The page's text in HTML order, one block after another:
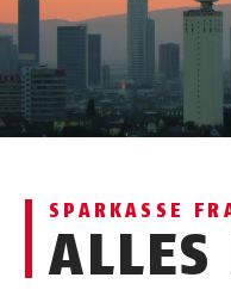
Ergebnisse
SPARKASSE